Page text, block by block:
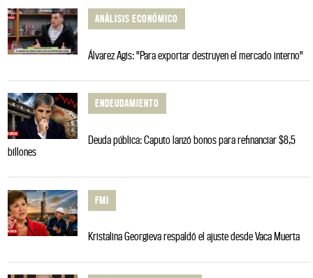
ANÁLISIS ECONÓMICO
Álvarez Agis: "Para exportar destruyen el mercado interno"
ENDEUDAMIENTO
Deuda pública: Caputo lanzó bonos para refinanciar $8,5
billones
FMI
Kristalina Georgieva respaldó el ajuste desde Vaca Muerta